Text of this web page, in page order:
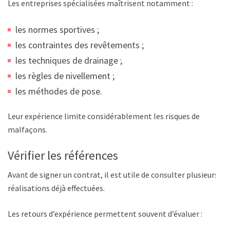
Les entreprises spécialisées maîtrisent notamment :
les normes sportives ;
les contraintes des revêtements ;
les techniques de drainage ;
les règles de nivellement ;
les méthodes de pose.
Leur expérience limite considérablement les risques de
malfaçons.
Vérifier les références
Avant de signer un contrat, il est utile de consulter plusieurs
réalisations déjà effectuées.
Les retours d’expérience permettent souvent d’évaluer :